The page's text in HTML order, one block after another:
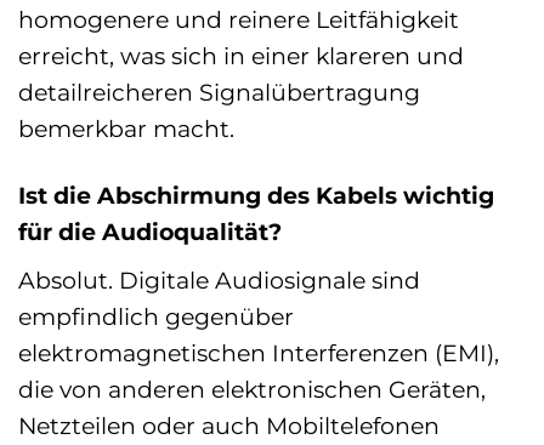
homogenere und reinere Leitfähigkeit
erreicht, was sich in einer klareren und
detailreicheren Signalübertragung
bemerkbar macht.
Ist die Abschirmung des Kabels wichtig
für die Audioqualität?
Absolut. Digitale Audiosignale sind
empfindlich gegenüber
elektromagnetischen Interferenzen (EMI),
die von anderen elektronischen Geräten,
Netzteilen oder auch Mobiltelefonen